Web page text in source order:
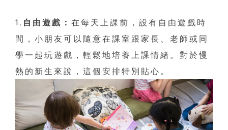
1.自由遊戲： 在每天上課前，設有自由遊戲時
間，小朋友可以隨意在課室跟家長、老師或同
學一起玩遊戲，輕鬆地培養上課情緒。對於慢
熱的新生來說，這個安排特別貼心。